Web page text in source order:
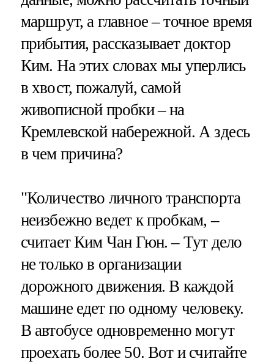
маршрут, а главное – точное время
прибытия, рассказывает доктор
Ким. На этих словах мы уперлись
в хвост, пожалуй, самой
живописной пробки – на
Кремлевской набережной. А здесь
в чем причина?
"Количество личного транспорта
неизбежно ведет к пробкам, –
считает Ким Чан Гюн. – Тут дело
не только в организации
дорожного движения. В каждой
машине едет по одному человеку.
В автобусе одновременно могут
проехать более 50. Вот и считайте